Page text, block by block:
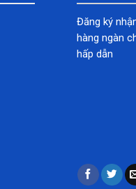
Đăng ký
hàng ngàn
hấp dẫn